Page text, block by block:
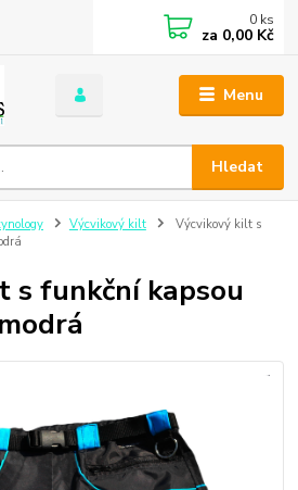
Menu
Hledat
0 ks
za 0,00 Kč
Výcvikový kilt
Výcvikový kilt s
s funkční kapsou